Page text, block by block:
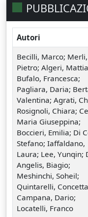
Autori
Becilli, Marco; Merli,
Pietro; Algeri,
Bufalo, Francesca;
Pagliara, Daria;
Valentina; Agrati,
Rosignoli, Chiara;
Maria Giuseppina;
Boccieri, Emilia; Di
Stefano; Iaffaldano,
Laura; Lee, Yunqin;
Angelis, Biagio;
Meshinchi, Soheil;
Quintarelli,
Campana, Dario;
Locatelli, Franco